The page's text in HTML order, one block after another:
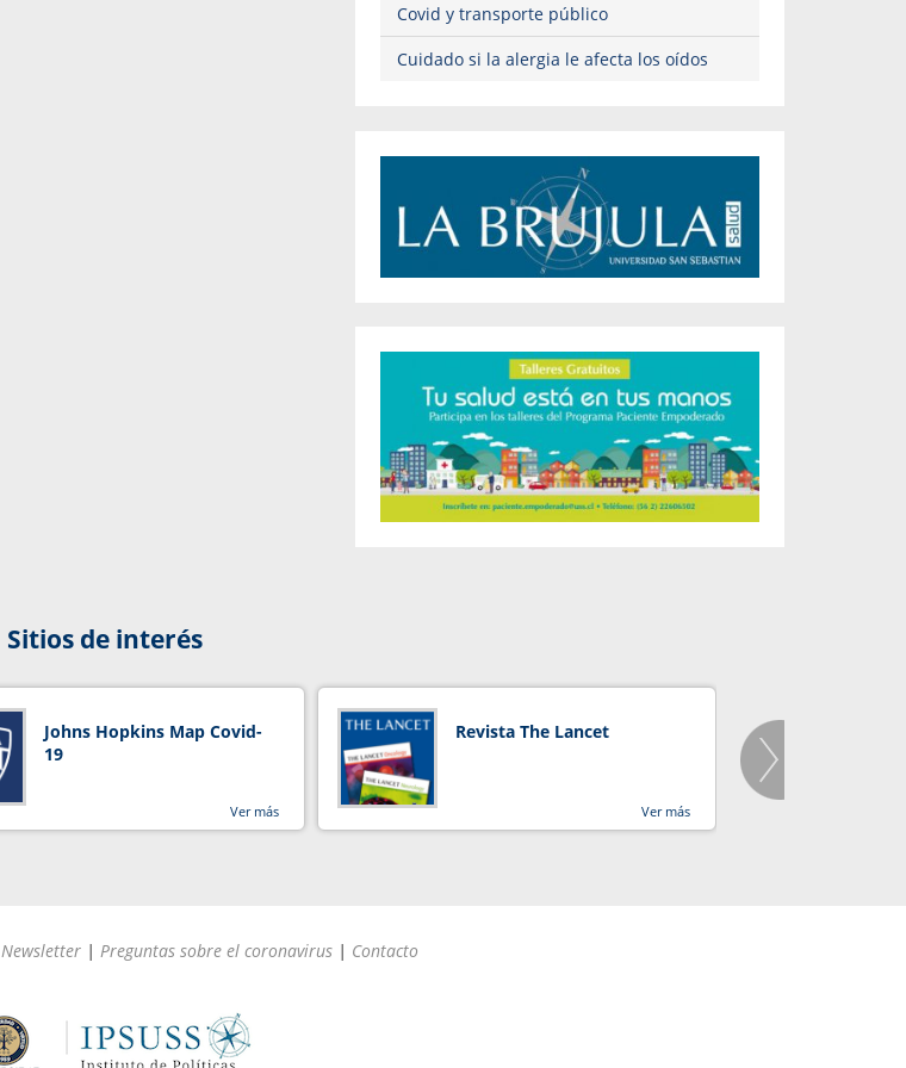
Covid y transporte público
Cuidado si la alergia le afecta los oídos
Sitios de interés
Johns Hopkins Map Covid-
19
Ver más
Revista The Lancet
Ver más
Newsletter | Preguntas sobre el coronavirus | Contacto